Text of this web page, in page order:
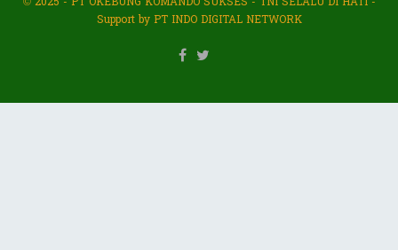
Support by PT INDO DIGITAL NETWORK